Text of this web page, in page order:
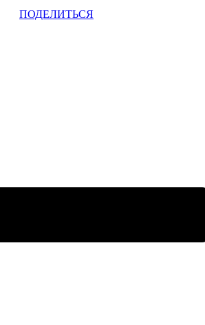
ПОДЕЛИТЬСЯ